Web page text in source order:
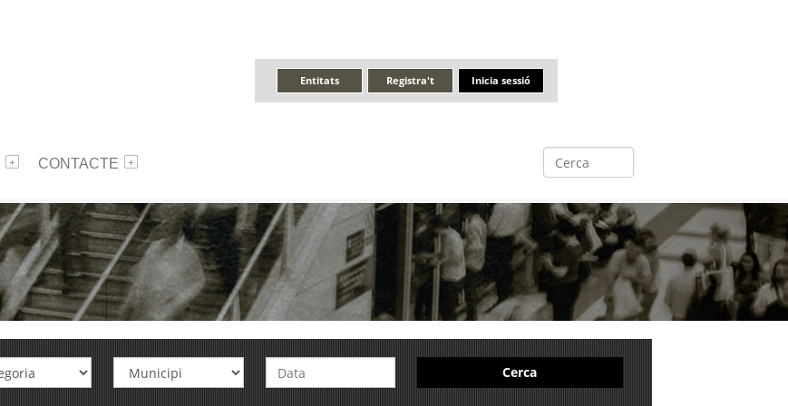
Inicia sessió
Registra't
Entitats
CONTACTE
Cerca